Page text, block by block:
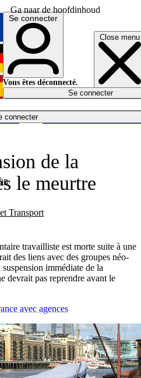
Ga naar de hoofdinhoud
Close menu
connecter
Transport
English
Deutsch
Español
Se connecter
Vous êtes déconnecté.
Se connecter
de la
le meurtre
travailliste est morte suite à une
des liens avec des groupes néo-
immédiate de la
devrait pas reprendre avant le
avec agences